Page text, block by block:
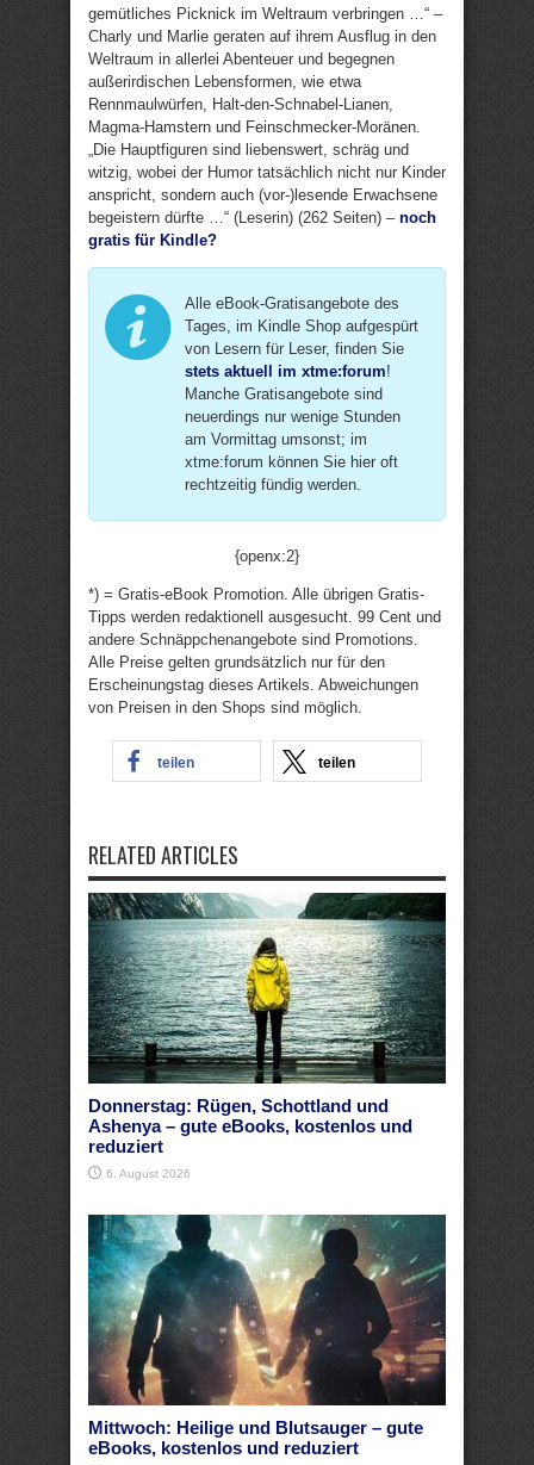
gemütliches Picknick im Weltraum verbringen …“ –
Charly und Marlie geraten auf ihrem Ausflug in den
Weltraum in allerlei Abenteuer und begegnen
außerirdischen Lebensformen, wie etwa
Rennmaulwürfen, Halt-den-Schnabel-Lianen,
Magma-Hamstern und Feinschmecker-Moränen.
„Die Hauptfiguren sind liebenswert, schräg und
witzig, wobei der Humor tatsächlich nicht nur Kinder
anspricht, sondern auch (vor-)lesende Erwachsene
begeistern dürfte …“ (Leserin) (262 Seiten) – noch
gratis für Kindle?
Alle eBook-Gratisangebote des
Tages, im Kindle Shop aufgespürt
von Lesern für Leser, finden Sie
stets aktuell im xtme:forum!
Manche Gratisangebote sind
neuerdings nur wenige Stunden
am Vormittag umsonst; im
xtme:forum können Sie hier oft
rechtzeitig fündig werden.
{openx:2}
*) = Gratis-eBook Promotion. Alle übrigen Gratis-
Tipps werden redaktionell ausgesucht. 99 Cent und
andere Schnäppchenangebote sind Promotions.
Alle Preise gelten grundsätzlich nur für den
Erscheinungstag dieses Artikels. Abweichungen
von Preisen in den Shops sind möglich.
teilen teilen
RELATED ARTICLES
Donnerstag: Rügen, Schottland und
Ashenya – gute eBooks, kostenlos und
reduziert
6. August 2026
Mittwoch: Heilige und Blutsauger – gute
eBooks, kostenlos und reduziert